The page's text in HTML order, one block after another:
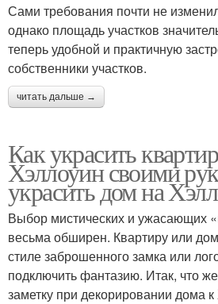
Сами требования почти не
однако площадь участков
теперь удобной и практичную
собственники участков.
читать дальше →
Как украсить
Хэллоуин своими
украсить дом на
Выбор мистических и ужасающих
весьма обширен. Квартиру или
стиле заброшенного замка или
подключить фантазию. Итак, что
заметку при декорировании дома